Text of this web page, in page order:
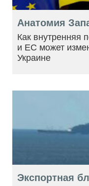
Анатомия
Как внутренняя
и ЕС может
Украине
Экспортная